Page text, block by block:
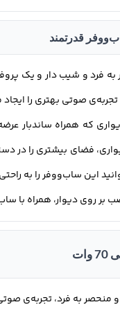
قدرتمند
تجربه‌ی صوتی بهتری را
که همراه ساندبار
فضای بیشتری را در
این ساب‌ووفر را به
بر روی دیوار، همراه با